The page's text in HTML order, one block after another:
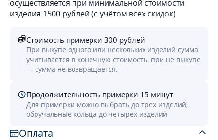
осуществляется при минимальной стоимости
изделия 1500 рублей (с учётом всех скидок)
Стоимость примерки 300 рублей
При выкупе одного или нескольких изделий сумма
учитывается в конечную стоимость, при не выкупе
— сумма не возвращается.
Продолжительность примерки 15 минут
Для примерки можно выбрать до трех изделий,
обручальные кольца до четырех изделий
Оплата